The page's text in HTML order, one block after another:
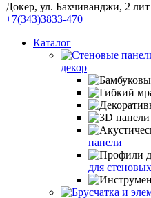
Докер, ул. Бахчиванджи, 2
+7(343)3833-470
Каталог
декор
панели
для